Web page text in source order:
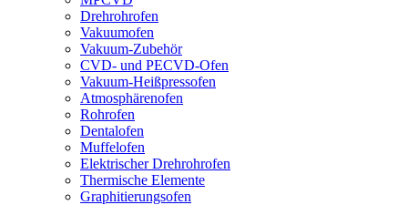
Drehrohrofen
Vakuumofen
Vakuum-Zubehör
CVD- und PECVD-Ofen
Vakuum-Heißpressofen
Atmosphärenofen
Rohrofen
Dentalofen
Muffelofen
Elektrischer Drehrohrofen
Thermische Elemente
Graphitierungsofen